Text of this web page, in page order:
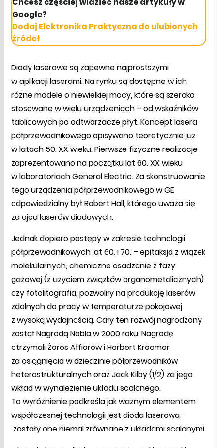
Google?
Dodaj Elektronika Praktyczna do ulubionych
źródeł
Diody laserowe są zapewne najprostszymi
w aplikacji laserami. Na rynku są dostępne w ich
różne modele o niewielkiej mocy, które są szeroko
stosowane w wielu urządzeniach – od wskaźników
tablicowych po odtwarzacze płyt. Koncept lasera
półprzewodnikowego opisywano teoretycznie już
w latach 50. XX wieku. Pierwsze fizyczne realizacje
zaprezentowano na początku lat 60. XX wieku
w laboratoriach General Electric. Za skonstruowanie
tego urządzenia półprzewodnikowego w GE
odpowiedzialny był Robert Hall, którego uważa się
za ojca laserów diodowych.
Jednak dopiero postępy w zakresie technologii
półprzewodnikowych lat 60. i 70. – epitaksja z wiązek
molekularnych, chemiczne osadzanie z fazy
gazowej (z użyciem związków organometalicznych)
czy fotolitografia, pozwoliły na produkcję laserów
zdolnych do pracy w temperaturze pokojowej
z wysoką wydajnością. Cały ten rozwój nagrodzony
został Nagrodą Nobla w 2000 roku. Nagrodę
otrzymali Żores Ałfiorow i Herbert Kroemer,
za osiągnięcia w dziedzinie półprzewodników
heterostrukturalnych oraz Jack Kilby (1/2) za jego
wkład w wynalezienie układu scalonego.
To wyróżnienie podkreśla jak ważnym elementem
współczesnej technologii jest dioda laserowa –
zostały one niemal zrównane z układami scalonymi.